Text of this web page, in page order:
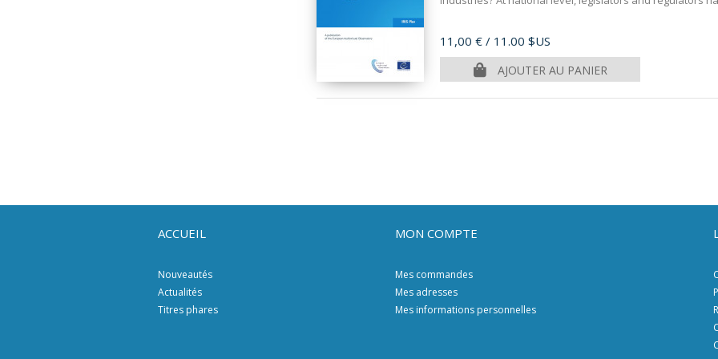
Prix
11,00 € / 11.00 $US
AJOUTER AU PANIER
ACCUEIL
Nouveautés
Actualités
Titres phares
MON COMPTE
Mes commandes
Mes adresses
Mes informations personnelles